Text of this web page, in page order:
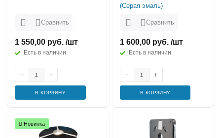
Сравнить
1 550,00 руб. /шт
Есть в наличии
В КОРЗИНУ
(Серая эмаль)
Сравнить
1 600,00 руб. /шт
Есть в наличии
В КОРЗИНУ
Новинка